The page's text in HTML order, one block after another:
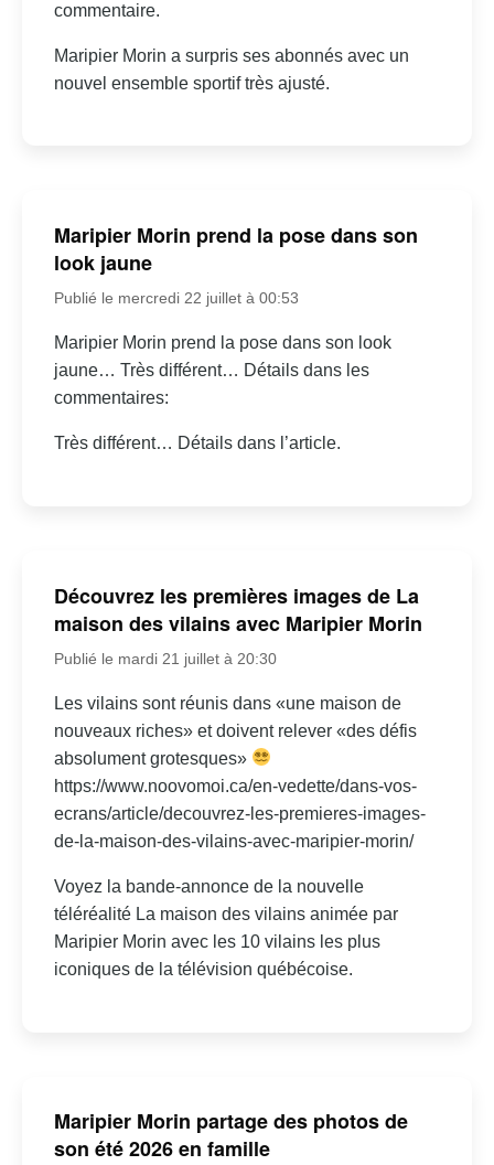
commentaire.
Maripier Morin a surpris ses abonnés avec un
nouvel ensemble sportif très ajusté.
Maripier Morin prend la pose dans son
look jaune
Publié le mercredi 22 juillet à 00:53
Maripier Morin prend la pose dans son look
jaune… Très différent… Détails dans les
commentaires:
Très différent… Détails dans l’article.
Découvrez les premières images de La
maison des vilains avec Maripier Morin
Publié le mardi 21 juillet à 20:30
Les vilains sont réunis dans «une maison de
nouveaux riches» et doivent relever «des défis
absolument grotesques»
https://www.noovomoi.ca/en-vedette/dans-vos-
ecrans/article/decouvrez-les-premieres-images-
de-la-maison-des-vilains-avec-maripier-morin/
Voyez la bande-annonce de la nouvelle
téléréalité La maison des vilains animée par
Maripier Morin avec les 10 vilains les plus
iconiques de la télévision québécoise.
Maripier Morin partage des photos de
son été 2026 en famille